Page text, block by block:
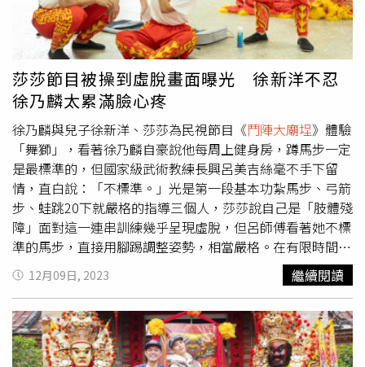
都很愛小孩，這對3天後將迎來40歲生日的劉香慈來說，是
最好的禮物。
莎莎節目被操到虛脫畫面曝光 徐新洋不忍
徐乃麟太累滿臉心疼
徐乃麟與兒子徐新洋、莎莎為民視節目《鬥陣大廟埕》體驗
「舞獅」，看著徐乃麟自豪說他每周上健身房，蹲馬步一定
是最標準的，但國家級武術教練長興呂美吉絲毫不手下留
情，直白說：「不標準。」光是第一段基本功紮馬步、弓箭
步、蛙跳20下就嚴格的指導三個人，莎莎說自己是「肢體殘
障」面對這一連串訓練幾乎呈現虛脫，但呂師傅看著她不標
準的馬步，直接用腳踢調整姿勢，相當嚴格。在有限時間
下，步伐練習馬上就實際舞獅練習，在教導舉舞獅踩點，沒
想到三個人在還沒舉獅頭就一次次踩點不一致，每個人體力
耐力快崩潰的考驗下，卻都是不認輸，徐乃麟更是主持人上
身，還要求老師不要帶領他們三人「再走一遍」，徐乃麟的
拚戰精神更是影響了莎莎還有徐新洋，認真拼命模樣感動所
12月09日, 2023 繼續閱讀